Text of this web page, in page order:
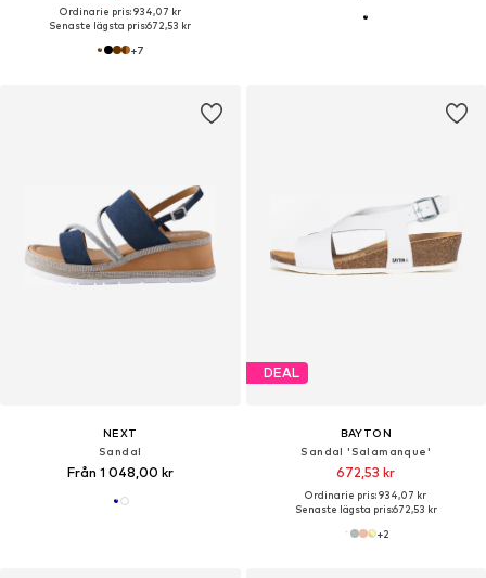
Ordinarie pris: 934,07 kr
Senaste lägsta pris:672,53 kr
+7
NEXT
Sandal
Från 1 048,00 kr
DEAL
BAYTON
Sandal 'Salamanque'
672,53 kr
Ordinarie pris: 934,07 kr
Senaste lägsta pris:672,53 kr
+2